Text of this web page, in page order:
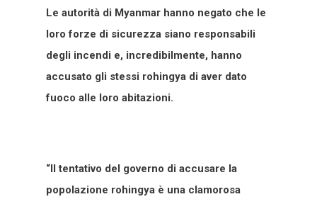
Le autorità di Myanmar hanno negato che le
loro forze di sicurezza siano responsabili
degli incendi e, incredibilmente, hanno
accusato gli stessi rohingya di aver dato
fuoco alle loro abitazioni.
“Il tentativo del governo di accusare la
popolazione rohingya è una clamorosa